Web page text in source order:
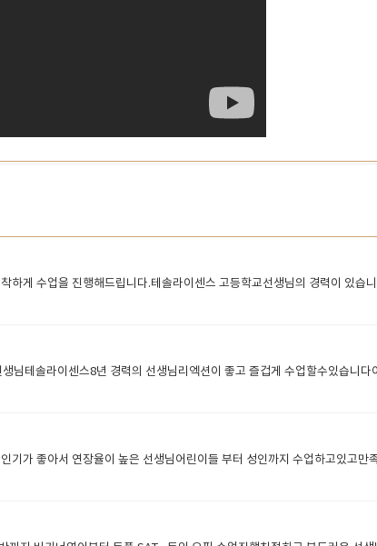
하게 수업을 진행해드립니다.테솔라이센스 고등학교선생님의 경력이 있습
게 인기좋은 선생님테솔라이센스8년 경력의 선생님리엑션이 좋고 즐겁게 수업할수있습
기가 좋아서 연장율이 높은 선생님어린이들 부터 성인까지 수업하고있고만